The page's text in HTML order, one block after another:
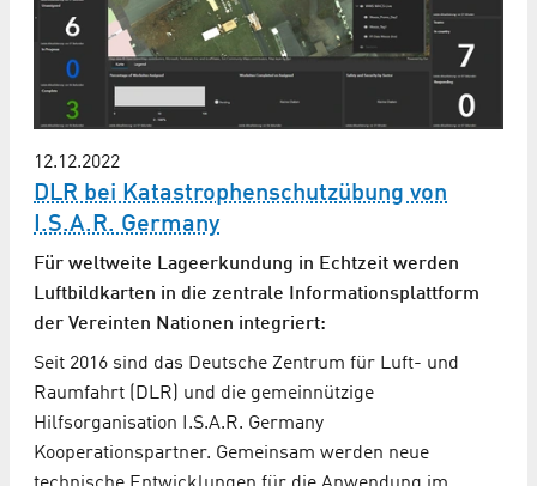
12.12.2022
DLR bei Katastrophen­schutz­übung von
I.S.A.R. Germany
Für weltweite Lageerkundung in Echtzeit werden
Luftbildkarten in die zentrale Informationsplattform
der Vereinten Nationen integriert:
Seit 2016 sind das Deutsche Zentrum für Luft- und
Raumfahrt (DLR) und die gemeinnützige
Hilfsorganisation I.S.A.R. Germany
Kooperationspartner. Gemeinsam werden neue